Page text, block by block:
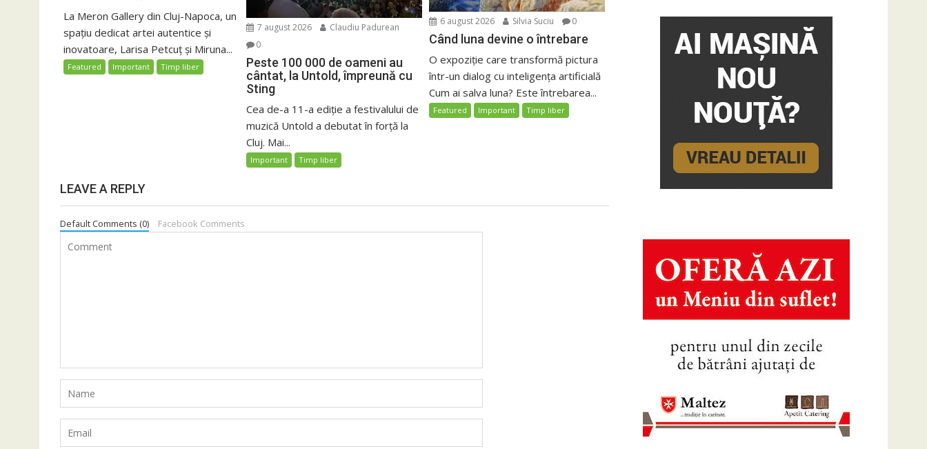
La Meron Gallery din Cluj-Napoca, un
spațiu dedicat artei autentice și
inovatoare, Larisa Petcuț și Miruna...
Featured Important Timp liber
7 august 2026
Claudiu Padurean
0
Peste 100 000 de oameni au
cântat, la Untold, împreună cu
Sting
Cea de-a 11-a ediție a festivalului de
muzică Untold a debutat în forță la
Cluj. Mai...
Important Timp liber
6 august 2026 Silvia Suciu 0
Când luna devine o întrebare
O expoziție care transformă pictura
într-un dialog cu inteligența artificială
Cum ai salva luna? Este întrebarea...
Featured Important Timp liber
LEAVE A REPLY
Default Comments (0) Facebook Comments